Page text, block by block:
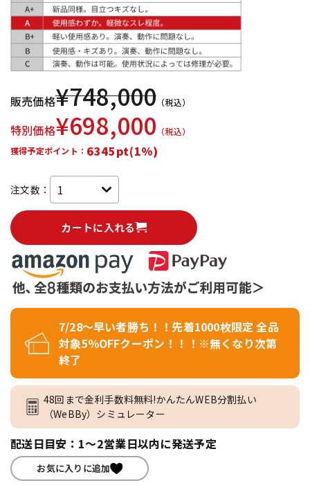
中古
販売価格¥748,000 （税込）
特別価格¥698,000 （税込）
獲得予定ポイント： 6345pt(1%)
注文数：
カートに入れる
7/28～早い者勝ち！！先着1000枚限定 全品
対象5％OFFクーポン！！！※無くなり次第
終了
48回まで金利手数料無料!かんたんWEB分割払い
（WeBBy）シミュレーター
配送日目安：1～2営業日以内に発送予定
お気に入りに追加